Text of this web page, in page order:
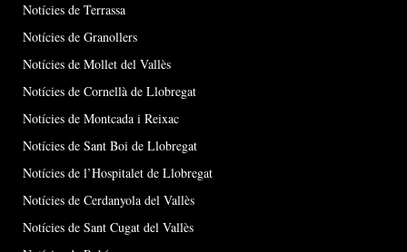
Notícies de Terrassa
Notícies de Granollers
Notícies de Mollet del Vallès
Notícies de Cornellà de Llobregat
Notícies de Montcada i Reixac
Notícies de Sant Boi de Llobregat
Notícies de l’Hospitalet de Llobregat
Notícies de Cerdanyola del Vallès
Notícies de Sant Cugat del Vallès